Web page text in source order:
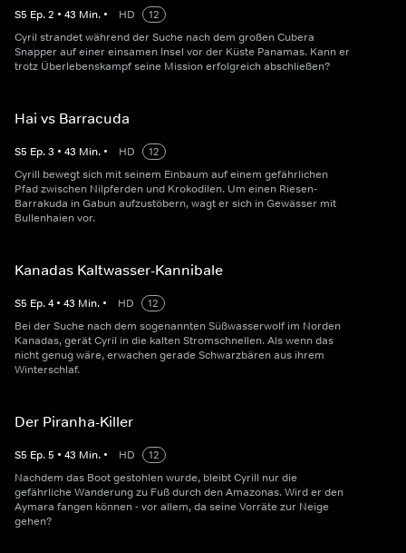
S5 Ep.2 • 43 Min. • HD
12
Cyril strandet während der Suche nach dem großen Cubera
Snapper auf einer einsamen Insel vor der Küste Panamas. Kann er
trotz Überlebenskampf seine Mission erfolgreich abschließen?
Hai vs Barracuda
S5 Ep.3 • 43 Min. • HD
12
Cyrill bewegt sich mit seinem Einbaum auf einem gefährlichen
Pfad zwischen Nilpferden und Krokodilen. Um einen Riesen-
Barrakuda in Gabun aufzustöbern, wagt er sich in Gewässer mit
Bullenhaien vor.
Kanadas Kaltwasser-Kannibale
S5 Ep.4 • 43 Min. • HD
12
Bei der Suche nach dem sogenannten Süßwasserwolf im Norden
Kanadas, gerät Cyril in die kalten Stromschnellen. Als wenn das
nicht genug wäre, erwachen gerade Schwarzbären aus ihrem
Winterschlaf.
Der Piranha-Killer
S5 Ep.5 • 43 Min. • HD
12
Nachdem das Boot gestohlen wurde, bleibt Cyrill nur die
gefährliche Wanderung zu Fuß durch den Amazonas. Wird er den
Aymara fangen können - vor allem, da seine Vorräte zur Neige
gehen?